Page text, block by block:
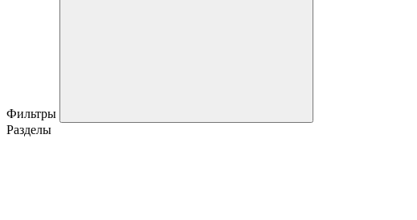
Фильтры
Разделы